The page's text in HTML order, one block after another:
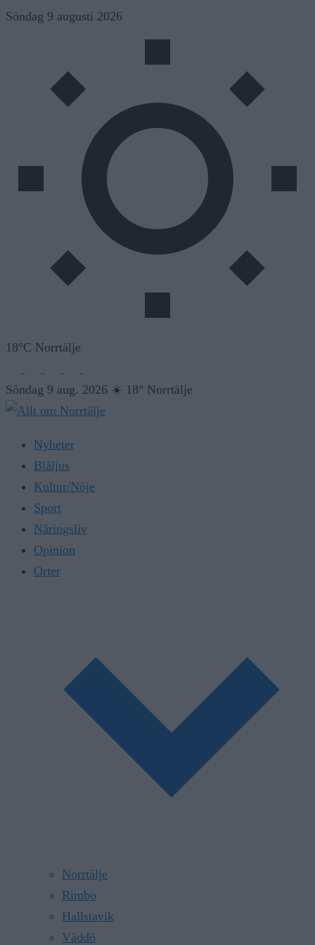
Skip
Söndag 9 augusti 2026
18°C Norrtälje
Söndag 9 aug. 2026 ☀️ 18° Norrtälje
Nyheter
Blåljus
Kultur/Nöje
Sport
Näringsliv
Opinion
Orter
Norrtälje
Rimbo
Hallstavik
Väddö